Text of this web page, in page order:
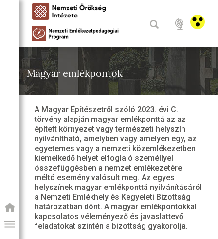
Magyar emlékpontok
A Magyar Építészetről szóló 2023. évi C.
törvény alapján magyar emlékponttá az az
épített környezet vagy természeti helyszín
nyilvánítható, amelyben vagy amelyen egy, az
egyetemes vagy a nemzeti közemlékezetben
kiemelkedő helyet elfoglaló személlyel
összefüggésben a nemzet emlékezetére
méltó esemény valósult meg. Az egyes
helyszínek magyar emlékponttá nyilvánításáról
a Nemzeti Emlékhely és Kegyeleti Bizottság
határozatban dönt. A magyar emlékpontokkal
kapcsolatos véleményező és javaslattevő
feladatokat szintén a bizottság gyakorolja.